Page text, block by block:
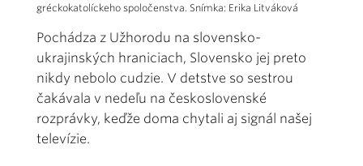
gréckokatolíckeho spoločenstva. Snímka: Erika Litváková
Pochádza z Užhorodu na slovensko-
ukrajinských hraniciach, Slovensko jej preto
nikdy nebolo cudzie. V detstve so sestrou
čakávala v nedeľu na československé
rozprávky, keďže doma chytali aj signál našej
televízie.